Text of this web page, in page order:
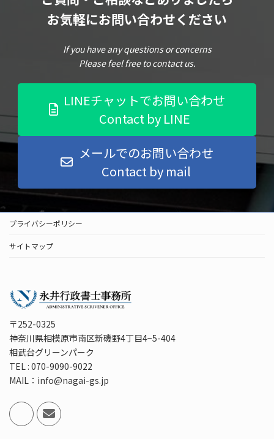
お気軽にお問い合わせください
If you have any questions or concerns
Please feel free to contact us.
LINEチャットでお問い合わせ
Contact by LINE
メールでのお問い合わせ
Contact by mail
プライバシーポリシー
サイトマップ
〒252-0325
神奈川県相模原市南区新磯野4丁目4−5-404
相武台グリーンパーク
TEL : 070-9090-9022
MAIL：info@nagai-gs.jp